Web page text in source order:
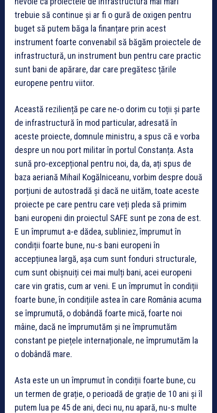
trebuie să continue și ar fi o gură de oxigen pentru
buget să putem băga la finanțare prin acest
instrument foarte convenabil să băgăm proiectele de
infrastructură, un instrument bun pentru care practic
sunt bani de apărare, dar care pregătesc țările
europene pentru viitor.
Această reziliență pe care ne-o dorim cu toții și parte
de infrastructură în mod particular, adresată în
aceste proiecte, domnule ministru, a spus că e vorba
despre un nou port militar în portul Constanța. Asta
sună pro-excepțional pentru noi, da, da, ați spus de
baza aeriană Mihail Kogălniceanu, vorbim despre două
porțiuni de autostradă și dacă ne uităm, toate aceste
proiecte pe care pentru care veți pleda să primim
bani europeni din proiectul SAFE sunt pe zona de est.
E un împrumut a-e dădea, subliniez, împrumut în
condiții foarte bune, nu-s bani europeni în
accepțiunea largă, așa cum sunt fonduri structurale,
cum sunt obișnuiți cei mai mulți bani, acei europeni
care vin gratis, cum ar veni. E un împrumut în condiții
foarte bune, în condițiile astea în care România acuma
se împrumută, o dobândă foarte mică, foarte noi
mâine, dacă ne împrumutăm și ne împrumutăm
constant pe piețele internaționale, ne împrumutăm la
o dobândă mare.
Asta este un un împrumut în condiții foarte bune, cu
un termen de grație, o perioadă de grație de 10 ani și îl
putem lua pe 45 de ani, deci nu, nu apară, nu-s multe